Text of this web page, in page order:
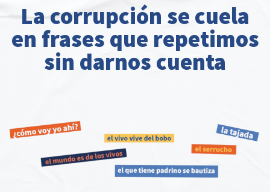
La corrupción se cuela
en frases que repetimos
sin darnos cuenta